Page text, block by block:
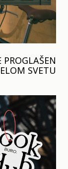
PROGLAŠEN
SVETU